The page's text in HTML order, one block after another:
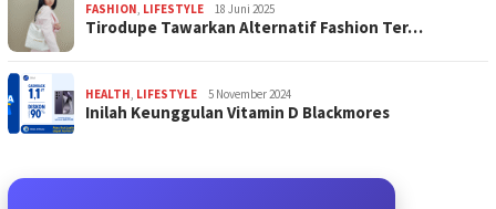
FASHION, LIFESTYLE 18 Juni 2025
Tirodupe Tawarkan Alternatif Fashion Ter…
HEALTH, LIFESTYLE 5 November 2024
Inilah Keunggulan Vitamin D Blackmores